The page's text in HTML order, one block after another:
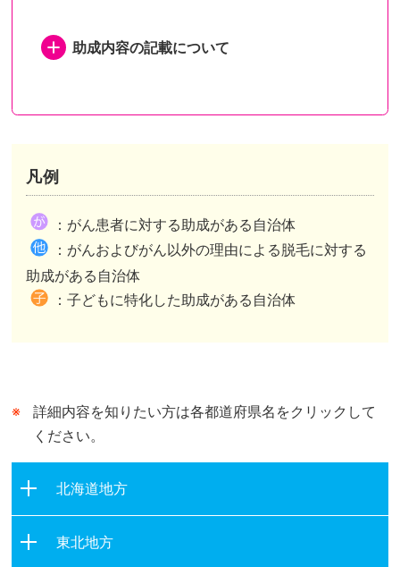
助成内容の記載について
都道府県内市区町村が助成を行いその情報を都道府県がまとめたケースがあります。
市区町村独自の助成がある自治体は、自治体公式ホームページの助成事業ページまたは概要が記されたページへリンクしています。
市区町村独自の助成がない自治体は、自治体公式ホームページのトップページへリンクしています。
都道府県が行う助成との併用可、不可は市区町村によって異なります。
凡例
：がん患者に対する助成がある自治体
：がんおよびがん以外の理由による脱毛に対する
助成がある自治体
：子どもに特化した助成がある自治体
詳細内容を知りたい方は各都道府県名をクリックして
ください。
北海道地方
東北地方